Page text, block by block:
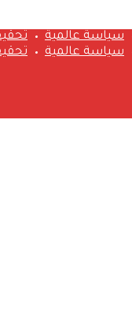
سياسة عالمية
سياسة عالمية